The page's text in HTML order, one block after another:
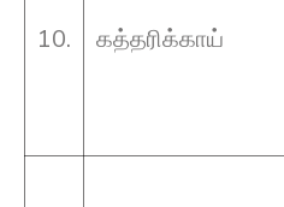
10. கத்தரிக்காய்